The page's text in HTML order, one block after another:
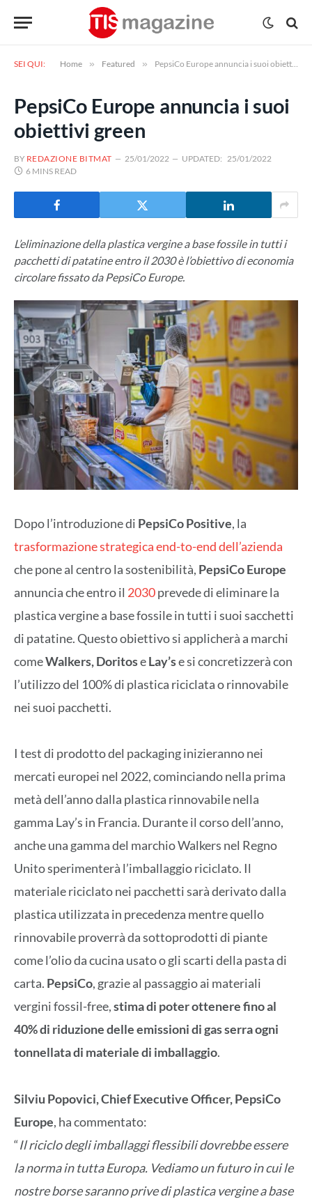
SEI QUI: Home » Featured » PepsiCo Europe annuncia i suoi obiettivi green
PepsiCo Europe annuncia i suoi
obiettivi green
BY REDAZIONE BITMAT 25/01/2022 UPDATED: 25/01/2022
6 MINS READ
L’eliminazione della plastica vergine a base fossile in tutti i
pacchetti di patatine entro il 2030 è l’obiettivo di economia
circolare fissato da PepsiCo Europe.
Dopo l’introduzione di PepsiCo Positive, la
trasformazione strategica end-to-end dell’azienda
che pone al centro la sostenibilità, PepsiCo Europe
annuncia che entro il 2030prevede di eliminare la
plastica vergine a base fossile in tutti i suoi sacchetti
di patatine. Questo obiettivo si applicherà a marchi
comeWalkers, DoritoseLay’se si concretizzerà con
l’utilizzo del 100% di plastica riciclata o rinnovabile
nei suoi pacchetti.
I test di prodotto del packaging inizieranno nei
mercati europei nel 2022, cominciando nella prima
metà dell’anno dalla plastica rinnovabile nella
gamma Lay’s in Francia. Durante il corso dell’anno,
anche una gamma del marchio Walkers nel Regno
Unito sperimenterà l’imballaggio riciclato. Il
materiale riciclato nei pacchetti sarà derivato dalla
plastica utilizzata in precedenza mentre quello
rinnovabile proverrà da sottoprodotti di piante
come l’olio da cucina usato o gli scarti della pasta di
carta. PepsiCo, grazie al passaggio ai materiali
vergini fossil-free,stima di poter ottenere fino al
40% di riduzione delle emissioni di gas serra ogni
tonnellata di materiale di imballaggio.
Silviu Popovici, Chief Executive Officer, PepsiCo
Europe, ha commentato:
“Il riciclo degli imballaggi flessibili dovrebbe essere
la norma in tutta Europa. Vediamo un futuro in cui le
nostre borse saranno prive di plastica vergine a base